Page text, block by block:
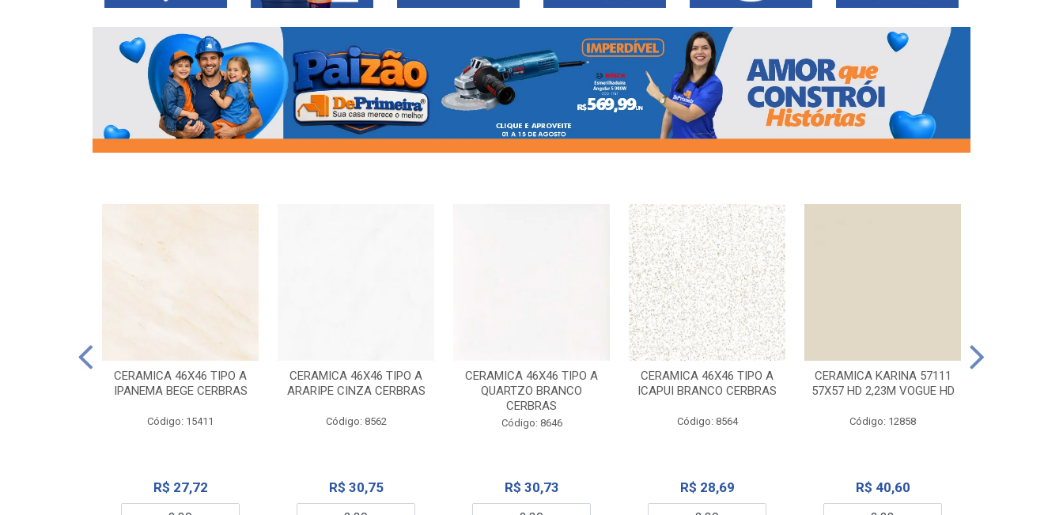
CERAMICA 46X46 TIPO A
IPANEMA BEGE CERBRAS
Código: 15411
R$ 27,72
CERAMICA 46X46 TIPO A
ARARIPE CINZA CERBRAS
Código: 8562
R$ 30,75
CERAMICA 46X46 TIPO A
QUARTZO BRANCO
CERBRAS
Código: 8646
R$ 30,73
CERAMICA 46X46 TIPO A
ICAPUI BRANCO CERBRAS
Código: 8564
R$ 28,69
CERAMICA KARINA 57111
57X57 HD 2,23M VOGUE HD
Código: 12858
R$ 40,60